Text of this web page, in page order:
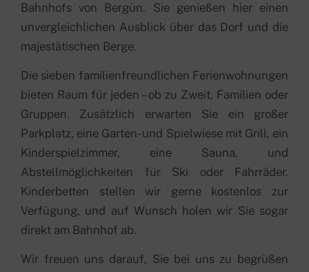
Bahnhofs von Bergün. Sie genießen hier einen
unvergleichlichen Ausblick über das Dorf und die
majestätischen Berge.
Die sieben familienfreundlichen Ferienwohnungen
bieten Raum für jeden – ob zu Zweit, Familien oder
Gruppen. Zusätzlich erwarten Sie ein großer
Parkplatz, eine Garten- und Spielwiese mit Grill, ein
Kinderspielzimmer, eine Sauna, und
Abstellmöglichkeiten für Ski oder Fahrräder.
Kinderbetten stellen wir gerne kostenlos zur
Verfügung, und auf Wunsch holen wir Sie sogar
direkt am Bahnhof ab.
Wir freuen uns darauf, Sie bei uns zu begrüßen